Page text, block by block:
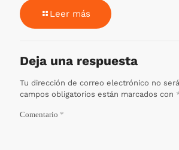
Leer más
Deja una respuesta
Tu dirección de correo electrónico no
campos obligatorios están marcados con
Comentario *